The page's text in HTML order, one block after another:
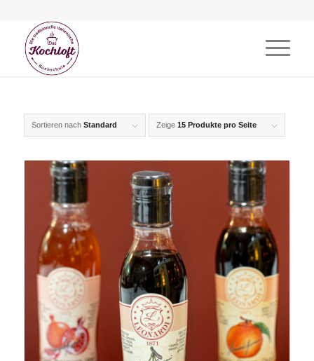
Sortieren nach Standard Zeige 15 Produkte pro Seite